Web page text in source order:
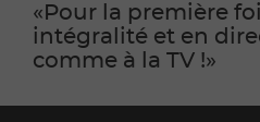
Pour la première
intégralité et en
comme à la TV !